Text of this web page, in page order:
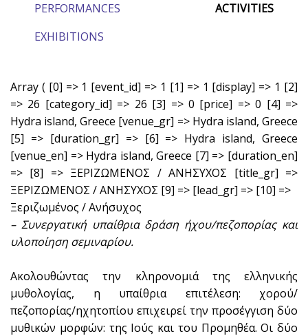
PERFORMANCES
ACTIVITIES
EXHIBITIONS
Array ( [0] => 1 [event_id] => 1 [1] => 1 [display] => 1 [2]
=> 26 [category_id] => 26 [3] => 0 [price] => 0 [4] =>
Hydra island, Greece [venue_gr] => Hydra island, Greece
[5] => [duration_gr] => [6] => Hydra island, Greece
[venue_en] => Hydra island, Greece [7] => [duration_en]
=> [8] => ΞΕΡΙΖΩΜΕΝΟΣ / ΑΝΗΣΥΧΟΣ [title_gr] =>
ΞΕΡΙΖΩΜΕΝΟΣ / ΑΝΗΣΥΧΟΣ [9] => [lead_gr] => [10] =>
Ξεριζωμένος / Ανήσυχος
– Συνεργατική υπαίθρια δράση ήχου/πεζοπορίας και
υλοποίηση σεμιναρίου.
Ακολουθώντας την κληρονομιά της ελληνικής
μυθολογίας, η υπαίθρια επιτέλεση: χορού/
πεζοπορίας/ηχητοπίου επιχειρεί την προσέγγιση δύο
μυθικών μορφών: της Ιούς και του Προμηθέα. Οι δύο